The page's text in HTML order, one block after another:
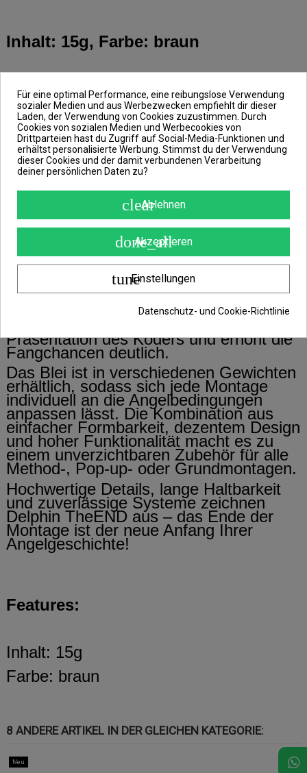
Inhalt: 15g, Farbe: braun
überzeugt durch seine extrem leichte
Formbarkeit, die eine einfache und
präzise Handhabung bei allen
Karpfenmontagen ermöglicht. Es ist
besonders vielseitig einsetzbar, vor
allem zur effektiven Beschwerung von
Endmontagen beim Einsatz von Pop-up-
Ködern. Gleichzeitig kann das Blei
verwendet werden, um die
Einhakeigenschaften des Vorfachs zu
optimieren, sodass jeder Biss
zuverlässig umgesetzt wird.
Dank seiner neutralen braunen Farbe
verschmilzt das Blei nahezu unsichtbar
mit dem Gewässergrund und minimiert
die Aufmerksamkeit vorsichtiger Fische.
Präsentation des Köders und erhöht die
Fangchancen deutlich.
Das Blei ist in verschiedenen Gewichten
erhältlich, sodass sich jede Montage
individuell an die Angelbedingungen
anpassen lässt. Die Kombination aus
einfacher Formbarkeit, dezentem Design
und hoher Funktionalität macht es zu
einem unverzichtbaren Zubehör für alle
Method-, Pop-up- oder Grundmontagen.
Hochwertige Details, lange Haltbarkeit
und zuverlässige Systeme zeichnen
Delphin TheEND aus – das Ende der
Montage ist der neue Anfang Ihrer
Angelgeschichte!
Features:
Inhalt: 15g
Farbe: braun
8 ANDERE ARTIKEL IN DER GLEICHEN KATEGORIE:
Neu
Für eine optimal Performance, eine reibungslose Verwendung
sozialer Medien und aus Werbezwecken empfiehlt dir dieser
Laden, der Verwendung von Cookies zuzustimmen. Durch
Cookies von sozialen Medien und Werbecookies von
Drittparteien hast du Zugriff auf Social-Media-Funktionen und
erhältst personalisierte Werbung. Stimmst du der Verwendung
dieser Cookies und der damit verbundenen Verarbeitung
deiner persönlichen Daten zu?
clearAblehnen
done_all
Akzeptieren
tuneEinstellungen
Datenschutz- und Cookie-Richtlinie